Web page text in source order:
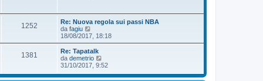
g
g
o
i
m
o
m
e
s
a
g
g
u
l
m
s
1252
Re: Nuova regola sui passi NBA
da fagiu
e
d
i
u
l
t
i
18/08/2017, 18:18
1381
Re: Tapatalk
da demetrio
e
i
31/10/2017, 9:52